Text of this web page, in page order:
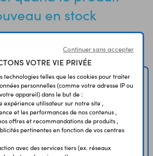
en stock
email pour être notifié quand le
en stock
Envoyer
Continuer sans accepter
VOTRE VIE PRIVÉE
technologies telles que les cookies pour traiter
personnelles (comme votre adresse IP ou
appareil) dans le but de :
expérience utilisateur sur notre site ,
et les performances de nos contenus ,
offres et recommandations de produits ,
pertinentes en fonction de vos centres
avec des services tiers (ex. réseaux